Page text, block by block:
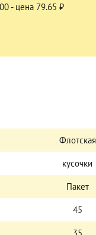
- цена 79.65 ₽
Флотская
кусочки
Пакет
45